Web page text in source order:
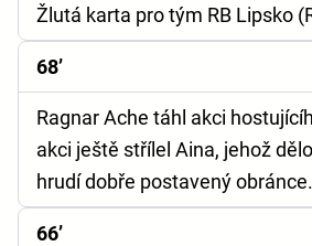
Žlutá karta pro tým RB Lipsko
68’
Ragnar Ache táhl akci
akci ještě střílel Aina, jehož
hrudí dobře postavený obránce.
66’